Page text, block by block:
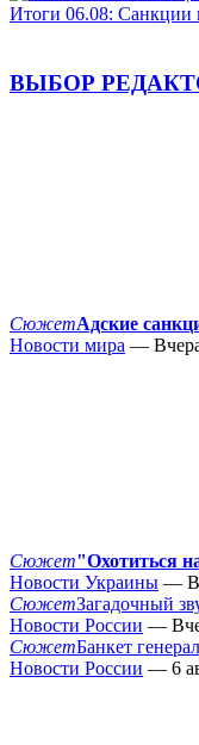
Итоги 06.08:
ВЫБОР
СюжетАдские
Новости мира —
Сюжет"Охотиться
Новости Украины —
СюжетЗагадочный
Новости России —
СюжетБанкет
Новости России — 6